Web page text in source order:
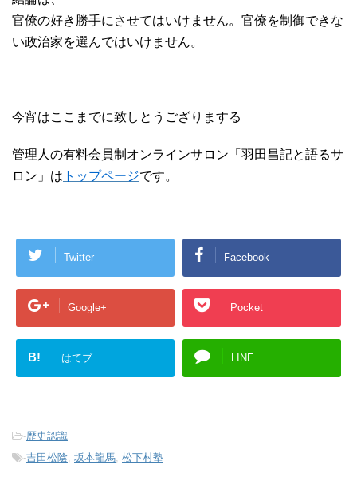
官僚の好き勝手にさせてはいけません。官僚を制御できな
い政治家を選んではいけません。
今宵はここまでに致しとうござりまする
管理人の有料会員制オンラインサロン「羽田昌記と語るサ
ロン」は トップページです。
Twitter Facebook
Google+ Pocket
B! はてブ LINE
-歴史認識
-吉田松陰 坂本龍馬 松下村塾